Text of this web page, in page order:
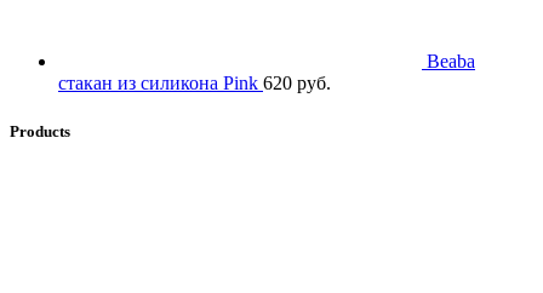
Beaba
стакан из силикона Pink 620 руб.
Products